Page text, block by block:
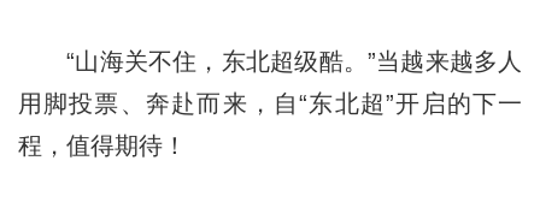
“山海关不住，东北超级酷。”当越来越多人
用脚投票、奔赴而来，自“东北超”开启的下一
程，值得期待！